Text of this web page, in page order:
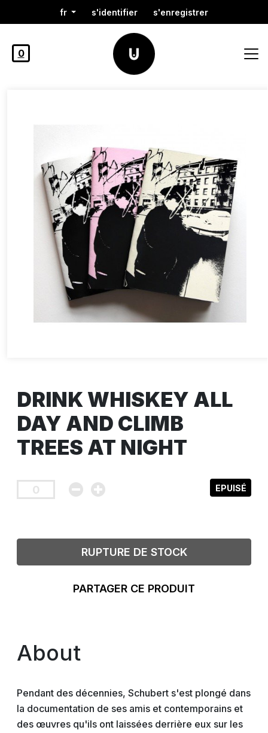
fr s'identifier s'enregistrer
0
DRINK WHISKEY ALL
DAY AND CLIMB
TREES AT NIGHT
EPUISÉ
RUPTURE DE STOCK
PARTAGER CE PRODUIT
About
Pendant des décennies, Schubert s'est plongé dans
la documentation de ses amis et contemporains et
des œuvres qu'ils ont laissées derrière eux sur les